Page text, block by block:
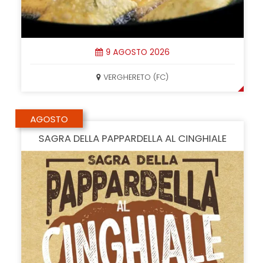
9 AGOSTO 2026
VERGHERETO (FC)
AGOSTO
SAGRA DELLA PAPPARDELLA AL CINGHIALE